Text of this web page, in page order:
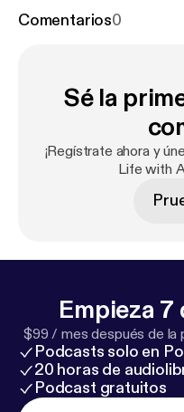
older man and
Comentarios0
Sé la
¡Regístrate ahora y
Life with
Empieza 7
$99 / mes después de la
Podcasts solo en
20 horas de
Podcast gratuitos